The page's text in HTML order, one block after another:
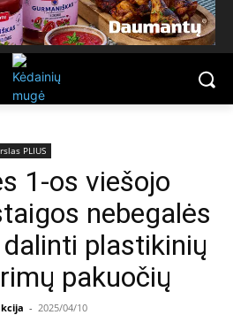
PLIUS
1-os viešojo
nebegalės
plastikinių
pakuočių
- 2025/04/10